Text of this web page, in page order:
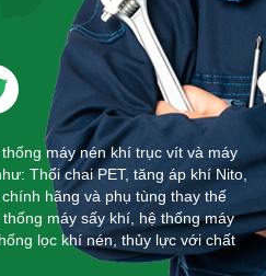
máy nén khí trục vít và máy
Thổi chai PET, tăng áp khí Nito,
hãng và phụ tùng thay thế
máy sấy khí, hệ thống máy
lọc khí nén, thủy lực với chất